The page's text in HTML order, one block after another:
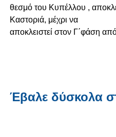
θεσμό του Κυπέλλου ,
Καστοριά, μέχρι να
αποκλειστεί στον Γ΄φάση
Έβαλε δύσκολα